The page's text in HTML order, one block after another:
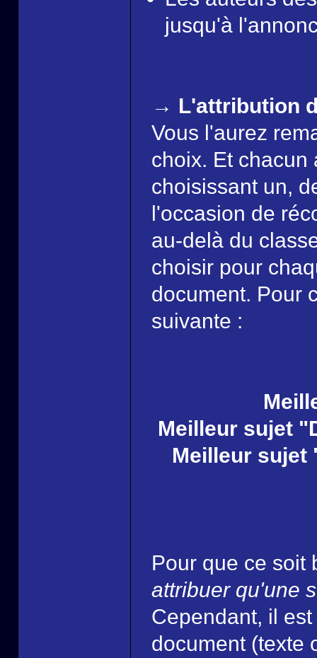
jusqu'à
→ L'attribution
Vous l'aurez
choix. Et chacun
choisissant un,
l'occasion de
au-delà du
choisir pour
document. Pour
suivante :
Meilleur sujet
Meilleur sujet
Pour que ce soit
attribuer qu'une
Cependant, il
document (texte